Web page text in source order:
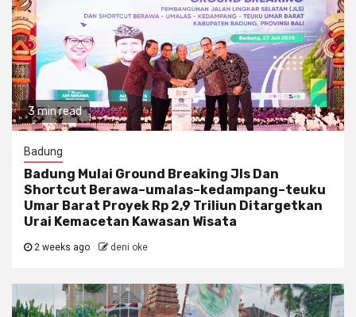
3 min read
Badung
Badung Mulai Ground Breaking Jls Dan
Shortcut Berawa–umalas–kedampang–teuku
Umar Barat Proyek Rp 2,9 Triliun Ditargetkan
Urai Kemacetan Kawasan Wisata
2 weeks ago deni oke